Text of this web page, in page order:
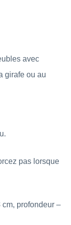
avec
girafe ou au
pas lorsque
profondeur –